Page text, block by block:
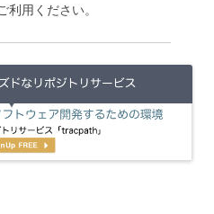
利用ください。